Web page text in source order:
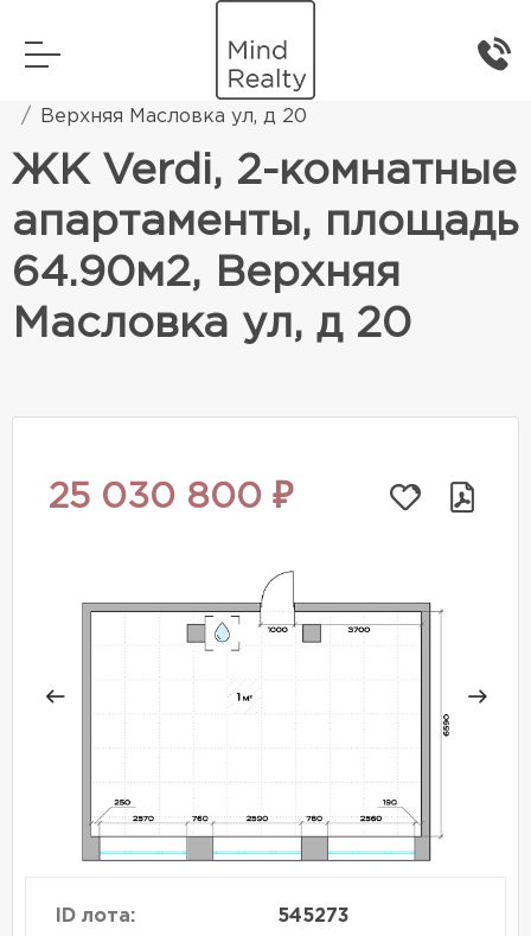
Элитная жилая недвижимость
Верхняя Масловка ул, д 20
ЖК Verdi, 2-комнатные
апартаменты, площадь
64.90м2, Верхняя
Масловка ул, д 20
25 030 800 ₽
ID лота: 545273